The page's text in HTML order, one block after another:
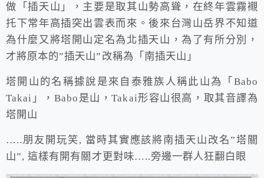
做「插天山」，主要是取其山勢高聳，在終年雲霧襯
托下常年高插突出雲表而來。後來台灣山岳界不知道
為什麼又將塔開山定名為北插天山，為了有所分別，
才將原本的”插天山”改稱為「南插天山」
塔開山的名稱據說是來自泰雅族人稱此山為「Babo
Takai」，Babo是山，Takai形容山很高，取其音譯為
塔開山
…..朋友開玩笑, 當時其實應該將南插天山改名”塔關
山”, 這樣有開有關才更對味…..旁邊一群人狂翻白眼